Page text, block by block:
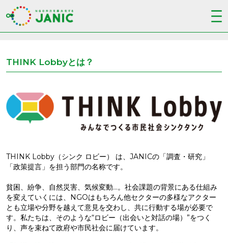
THINK Lobbyとは？
THINK Lobby（シンク ロビー） は、JANICの「調査・研究」
「政策提言」を担う部門の名称です。
貧困、紛争、自然災害、気候変動…。社会課題の背景にある仕組み
を変えていくには、NGOはもちろん他セクターの多様なアクター
とも立場や分野を越えて意見を交わし、共に行動する場が必要で
す。私たちは、そのような“ロビー（出会いと対話の場）”をつく
り、声を束ねて政府や市民社会に届けています。